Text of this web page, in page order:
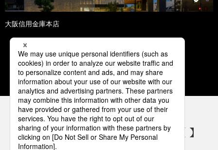
大阪信用金庫本店
1 2 3 4 5
パナソニックの電気設備 SNSアカウント